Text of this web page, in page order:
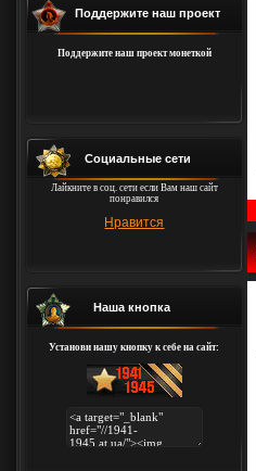
Поддержите наш проект
Поддержите наш проект монеткой
Социальные сети
Лайкните в соц. сети если Вам наш сайт
понравился
Нравится
Наша кнопка
Установи нашу кнопку к себе на сайт: